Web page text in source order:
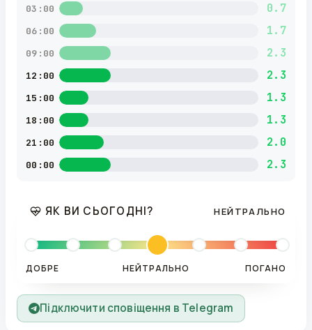
03:00 0.7
06:00 1.7
09:00 2.3
12:00 2.3
15:00 1.3
18:00 1.3
21:00 2.0
00:00 2.3
ЯК ВИ СЬОГОДНІ? НЕЙТРАЛЬНО
ДОБРЕ НЕЙТРАЛЬНО ПОГАНО
Підключити сповіщення в Telegram